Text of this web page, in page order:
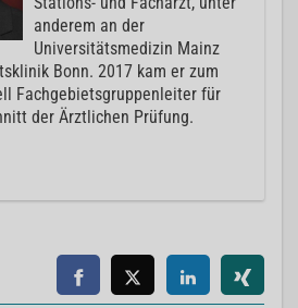
anderem an der
Universitätsmedizin Mainz
Bonn. 2017 kam er zum
Fachgebietsgruppenleiter für
der Ärztlichen Prüfung.